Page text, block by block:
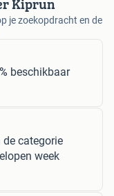
je zoekopdracht en de
beschikbaar
de categorie
week